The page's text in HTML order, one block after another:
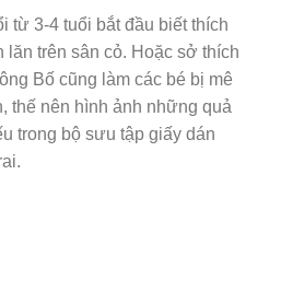
từ 3-4 tuổi bắt đầu biết thích
lăn trên sân cỏ. Hoặc sở thích
Bố cũng làm các bé bị mê
thế nên hình ảnh những quả
trong bộ sưu tập giấy dán